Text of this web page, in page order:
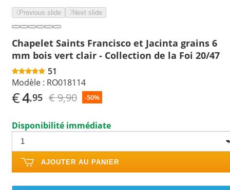
Previous slide Next slide
Chapelet Saints Francisco et Jacinta grains 6
mm bois vert clair - Collection de la Foi 20/47
51
Modèle : RO018114
€4,95 € 9,90 -50%
Disponibilité immédiate
AJOUTER AU PANIER